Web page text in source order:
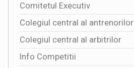
Comitetul Executiv
Colegiul central al antrenorilor
Colegiul central al arbitrilor
Info Competitii